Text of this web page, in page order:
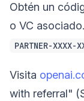
Obtén un
o VC
PARTNER-XXXX-
Visita
with referral"